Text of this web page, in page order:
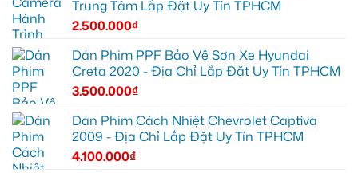
Trung Tâm Lắp Đặt Uy Tín TPHCM
2.500.000₫
Dán Phim PPF Bảo Vệ Sơn Xe Hyundai
Creta 2020 - Địa Chỉ Lắp Đặt Uy Tín TPHCM
3.500.000₫
Dán Phim Cách Nhiệt Chevrolet Captiva
2009 - Địa Chỉ Lắp Đặt Uy Tín TPHCM
4.100.000₫